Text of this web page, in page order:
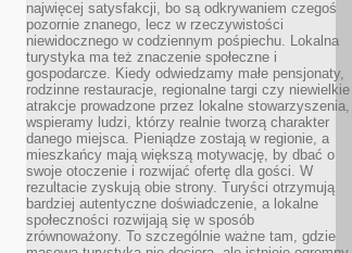
najwięcej satysfakcji, bo są odkrywaniem czegoś
pozornie znanego, lecz w rzeczywistości
niewidocznego w codziennym pośpiechu. Lokalna
turystyka ma też znaczenie społeczne i
gospodarcze. Kiedy odwiedzamy małe pensjonaty,
rodzinne restauracje, regionalne targi czy niewielkie
atrakcje prowadzone przez lokalne stowarzyszenia,
wspieramy ludzi, którzy realnie tworzą charakter
danego miejsca. Pieniądze zostają w regionie, a
mieszkańcy mają większą motywację, by dbać o
swoje otoczenie i rozwijać ofertę dla gości. W
rezultacie zyskują obie strony. Turyści otrzymują
bardziej autentyczne doświadczenie, a lokalne
społeczności rozwijają się w sposób
zrównoważony. To szczególnie ważne tam, gdzie